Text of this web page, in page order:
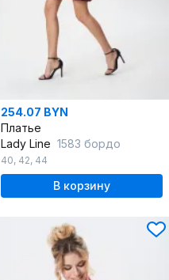
254.07 BYN
Платье
Lady Line 1583 бордо
40, 42, 44
В корзину